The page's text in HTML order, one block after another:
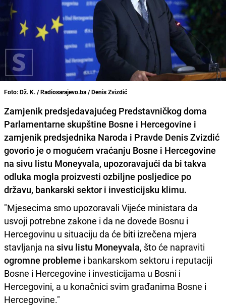
Foto: Dž. K. / Radiosarajevo.ba / Denis Zvizdić
Zamjenik predsjedavajućeg Predstavničkog doma
Parlamentarne skupštine Bosne i Hercegovine i
zamjenik predsjednika Naroda i Pravde Denis Zvizdić
govorio je o mogućem vraćanju Bosne i Hercegovine
na sivu listu Moneyvala, upozoravajući da bi takva
odluka mogla proizvesti ozbiljne posljedice po
državu, bankarski sektor i investicijsku klimu.
"Mjesecima smo upozoravali Vijeće ministara da
usvoji potrebne zakone i da ne dovede Bosnu i
Hercegovinu u situaciju da će biti izrečena mjera
stavljanja na sivu listu Moneyvala, što će napraviti
ogromne probleme i bankarskom sektoru i reputaciji
Bosne i Hercegovine i investicijama u Bosni i
Hercegovini, a u konačnici svim građanima Bosne i
Hercegovine."